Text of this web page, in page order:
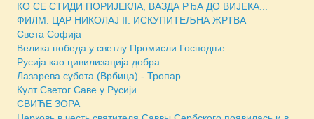
КО СЕ СТИДИ ПОРИЈЕКЛА, ВАЗДА РЂА ДО ВИЈЕКА...
ФИЛМ: ЦАР НИКОЛАЈ II. ИСКУПИТЕЉНА ЖРТВА
Света Софиja
Велика победа у светлу Промисли Господње...
Русија као цивилизација добра
Лазарева субота (Врбица) - Тропар
Култ Светог Саве у Русији
СВИЋЕ ЗОРА